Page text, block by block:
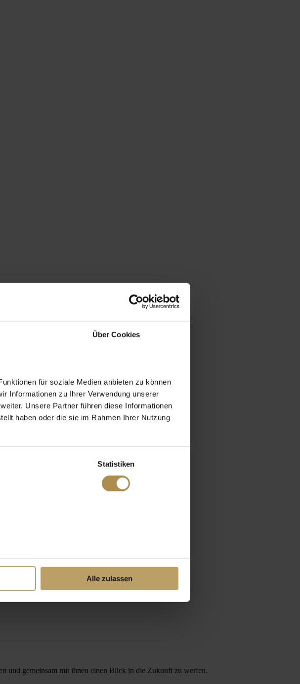
Über Cookies
für soziale Medien anbieten zu können
Informationen zu Ihrer Verwendung unserer
Unsere Partner führen diese Informationen
haben oder die sie im Rahmen Ihrer Nutzung
Statistiken
Alle zulassen
und gemeinsam mit ihnen einen Blick in die Zukunft zu werfen.